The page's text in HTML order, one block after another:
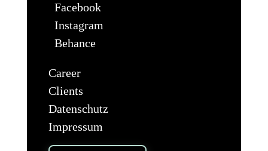
Facebook
Instagram
Behance
Career
Clients
Datenschutz
Impressum